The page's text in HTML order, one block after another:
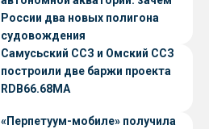
России два новых полигона
судовождения
Самусьский ССЗ и Омский ССЗ
построили две баржи проекта
RDB66.68МА
«Перпетуум-мобиле» получила